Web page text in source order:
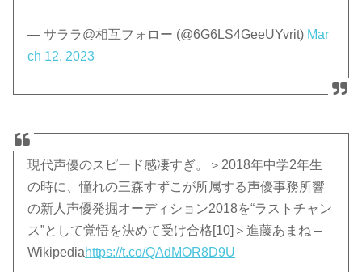
— サララ@相互フォロー (@6G6LS4GeeUYvrit) Mar
ch 12, 2023
現代声優のスピード感凄すぎ。＞2018年中学2年生
の時に、憧れの三森すずこが所属する声優事務所響
の新人声優発掘オーディション2018を“ラストチャン
ス”として覚悟を決めて受け合格[10]＞進藤あまね –
Wikipediahttps://t.co/QAdMOR8D9U